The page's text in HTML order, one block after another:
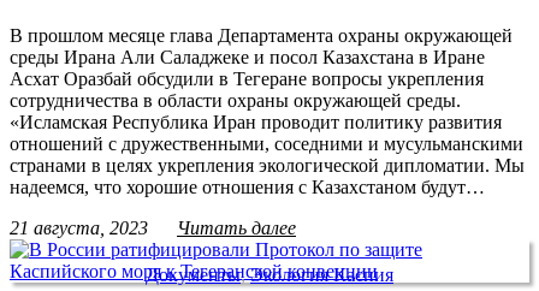
В прошлом месяце глава Департамента охраны окружающей
среды Ирана Али Саладжеке и посол Казахстана в Иране
Асхат Оразбай обсудили в Тегеране вопросы укрепления
сотрудничества в области охраны окружающей среды.
«Исламская Республика Иран проводит политику развития
отношений с дружественными, соседними и мусульманскими
странами в целях укрепления экологической дипломатии. Мы
надеемся, что хорошие отношения с Казахстаном будут…
21 августа, 2023
Читать далее
Документы,Экология Каспия